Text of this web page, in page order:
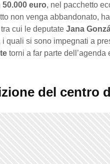
50.000 euro, nel pacchetto
non venga abbandonato,
tra cui le deputate Jana
i quali si sono impegnati a
torni a far parte
del centro